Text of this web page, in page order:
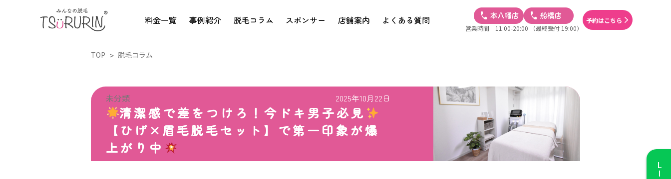
料金一覧 事例紹介 脱毛コラム スポンサー 店舗案内 よくある質問
営業時間 11:00-20:00 （最終受付 19:00）
予約はこちら
TOP 脱毛コラム
未分類 2025年10月22日
清潔感で差をつけろ！今ドキ男子必見
【ひげ×眉毛脱毛セット】で第一印象が爆
上がり中